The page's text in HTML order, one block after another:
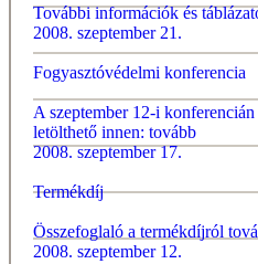
További információk és
2008. szeptember 21.
Fogyasztóvédelmi konferencia
A szeptember 12-i
letölthető innen: tovább
2008. szeptember 17.
Termékdíj
Összefoglaló a termékdíjról
2008. szeptember 12.